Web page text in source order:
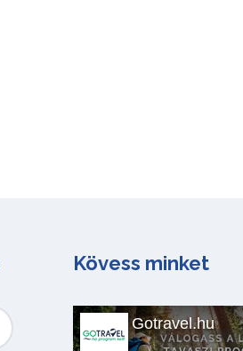
Kövess minket
Gotravel.hu